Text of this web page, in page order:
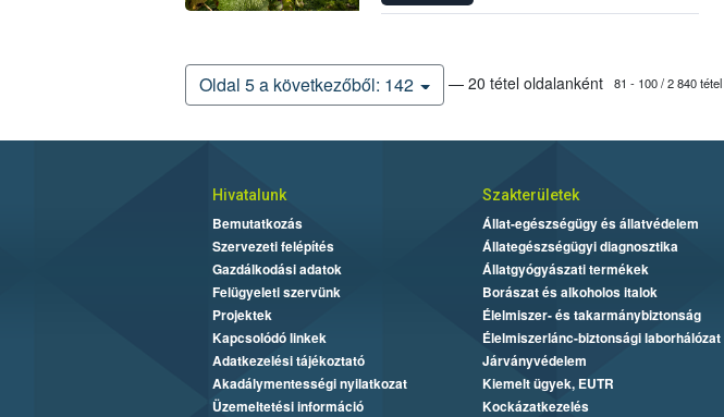
Oldal 5 a következőből: 142 — 20 tétel oldalanként 81 - 100 / 2 840
Hivatalunk
Bemutatkozás
Szervezeti felépítés
Gazdálkodási adatok
Felügyeleti szervünk
Projektek
Kapcsolódó linkek
Adatkezelési tájékoztató
Akadálymentességi nyilatkozat
Üzemeltetési információ
Szakterületek
Állat-egészségügy és állatvédelem
Állategészségügyi diagnosztika
Állatgyógyászati termékek
Borászat és alkoholos italok
Élelmiszer- és takarmánybiztonság
Élelmiszerlánc-biztonsági laborhálózat
Járványvédelem
Kiemelt ügyek, EUTR
Kockázatkezelés